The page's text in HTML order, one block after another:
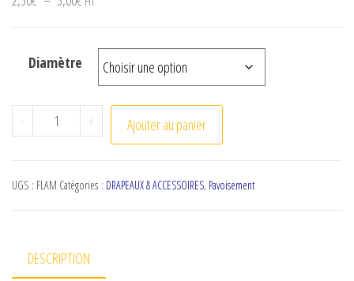
Diamètre
- quantité de Flamme plastique
+ Ajouter au panier
UGS : FLAM Catégories : DRAPEAUX & ACCESSOIRES, Pavoisement
DESCRIPTION